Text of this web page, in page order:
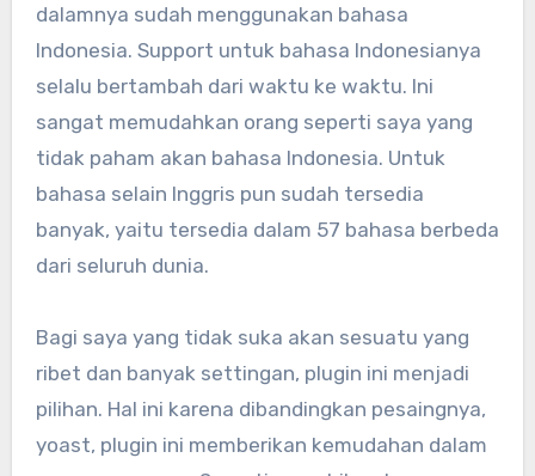
dalamnya sudah menggunakan bahasa
Indonesia. Support untuk bahasa Indonesianya
selalu bertambah dari waktu ke waktu. Ini
sangat memudahkan orang seperti saya yang
tidak paham akan bahasa Indonesia. Untuk
bahasa selain Inggris pun sudah tersedia
banyak, yaitu tersedia dalam 57 bahasa berbeda
dari seluruh dunia.
Bagi saya yang tidak suka akan sesuatu yang
ribet dan banyak settingan, plugin ini menjadi
pilihan. Hal ini karena dibandingkan pesaingnya,
yoast, plugin ini memberikan kemudahan dalam